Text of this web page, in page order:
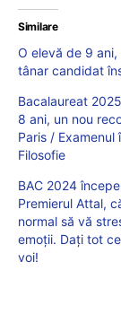
Similare
O elevă de 9
tânar candidat
Bacalaureat
8 ani, un nou
Paris /
Filosofie
BAC 2024
Premierul Attal,
normal să vă
emoții. Dați tot
voi!